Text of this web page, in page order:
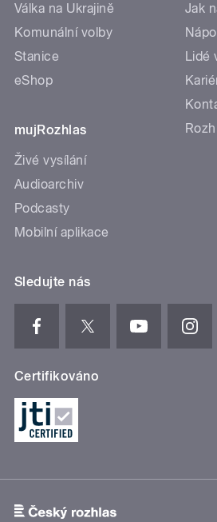
Válka na Ukrajině
Komunální volby
Stanice
eShop
mujRozhlas
Živé vysílání
Audioarchiv
Podcasty
Mobilní aplikace
Jak
Lidé
Sledujte nás
Certifikováno